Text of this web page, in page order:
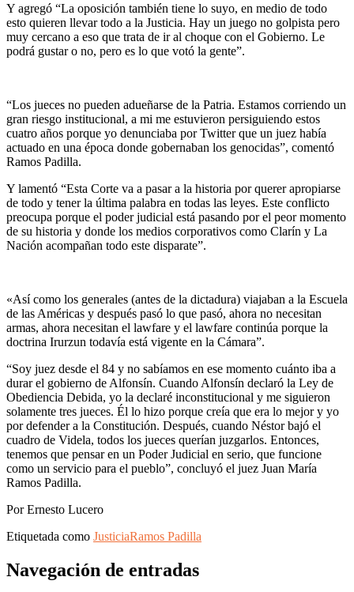
Y agregó “La oposición también tiene lo suyo, en medio de todo
esto quieren llevar todo a la Justicia. Hay un juego no golpista pero
muy cercano a eso que trata de ir al choque con el Gobierno. Le
podrá gustar o no, pero es lo que votó la gente”.
“Los jueces no pueden adueñarse de la Patria. Estamos corriendo un
gran riesgo institucional, a mi me estuvieron persiguiendo estos
cuatro años porque yo denunciaba por Twitter que un juez había
actuado en una época donde gobernaban los genocidas”, comentó
Ramos Padilla.
Y lamentó “Esta Corte va a pasar a la historia por querer apropiarse
de todo y tener la última palabra en todas las leyes. Este conflicto
preocupa porque el poder judicial está pasando por el peor momento
de su historia y donde los medios corporativos como Clarín y La
Nación acompañan todo este disparate”.
«Así como los generales (antes de la dictadura) viajaban a la Escuela
de las Américas y después pasó lo que pasó, ahora no necesitan
armas, ahora necesitan el lawfare y el lawfare continúa porque la
doctrina Irurzun todavía está vigente en la Cámara”.
“Soy juez desde el 84 y no sabíamos en ese momento cuánto iba a
durar el gobierno de Alfonsín. Cuando Alfonsín declaró la Ley de
Obediencia Debida, yo la declaré inconstitucional y me siguieron
solamente tres jueces. Él lo hizo porque creía que era lo mejor y yo
por defender a la Constitución. Después, cuando Néstor bajó el
cuadro de Videla, todos los jueces querían juzgarlos. Entonces,
tenemos que pensar en un Poder Judicial en serio, que funcione
como un servicio para el pueblo”, concluyó el juez Juan María
Ramos Padilla.
Por Ernesto Lucero
Etiquetada como JusticiaRamos Padilla
Navegación de entradas